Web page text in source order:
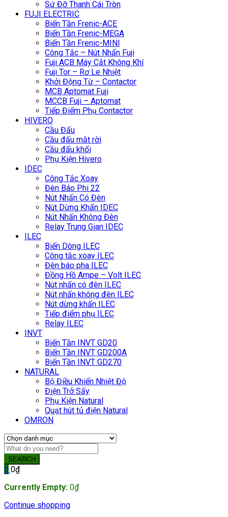
Sứ Đỡ Thanh Cái Tròn
FUJI ELECTRIC
Biến Tần Frenic-ACE
Biến Tần Frenic-MEGA
Biến Tần Frenic-MINI
Công Tắc – Nút Nhấn Fuji
Fuji ACB Máy Cắt Không Khí
Fuji Tor – Rơ Le Nhiệt
Khởi Động Từ – Contactor
MCB Aptomat Fuji
MCCB Fuji – Aptomat
Tiếp Điểm Phụ Contactor
HIVERO
Cầu Đấu
Cầu đấu mắt rời
Cầu đấu khối
Phụ Kiện Hivero
IDEC
Công Tắc Xoay
Đèn Báo Phi 22
Nút Nhấn Có Đèn
Nút Dừng Khẩn IDEC
Nút Nhấn Không Đèn
Relay Trung Gian IDEC
ILEC
Biến Dòng ILEC
Công tắc xoay ILEC
Đèn báo pha ILEC
Đồng Hồ Ampe – Volt ILEC
Nút nhấn có đèn ILEC
Nút nhấn không đèn ILEC
Nút dừng khẩn ILEC
Tiếp điểm phụ ILEC
Relay ILEC
INVT
Biến Tần INVT GD20
Biến Tần INVT GD200A
Biến Tần INVT GD270
NATURAL
Bộ Điều Khiển Nhiệt Độ
Điện Trở Sấy
Phụ Kiện Natural
Quạt hút tủ điện Natural
OMRON
SEARCH
0 0₫
Currently Empty: 0₫
Continue shopping